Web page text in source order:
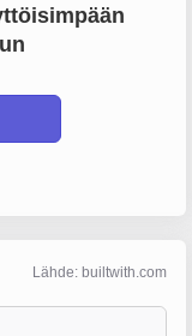
Lähde: builtwith.com